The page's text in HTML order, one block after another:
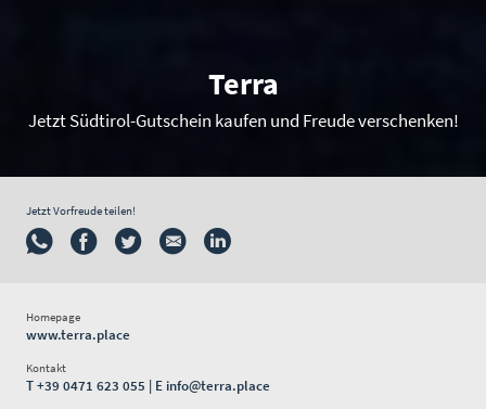
Terra
Jetzt Südtirol-Gutschein kaufen und Freude verschenken!
Jetzt Vorfreude teilen!
Homepage
www.terra.place
Kontakt
T+39 0471 623 055 | E info@terra.place